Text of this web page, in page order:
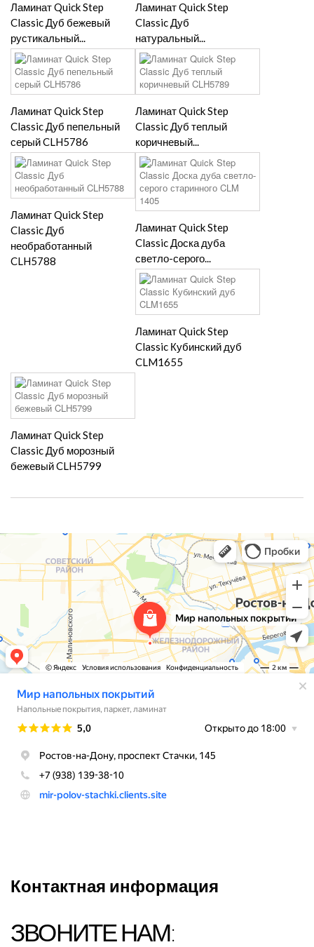
Ламинат Quick Step
Classic Дуб бежевый
рустикальный...
Ламинат Quick Step
Classic Дуб
натуральный...
Ламинат Quick Step
Classic Дуб пепельный
серый CLH5786
Ламинат Quick Step
Classic Дуб теплый
коричневый...
Ламинат Quick Step
Classic Дуб
необработанный
CLH5788
Ламинат Quick Step
Classic Доска дуба
светло-серого...
Ламинат Quick Step
Classic Кубинский дуб
CLM1655
Ламинат Quick Step
Classic Дуб морозный
бежевый CLH5799
Контактная информация
ЗВОНИТЕ НАМ: